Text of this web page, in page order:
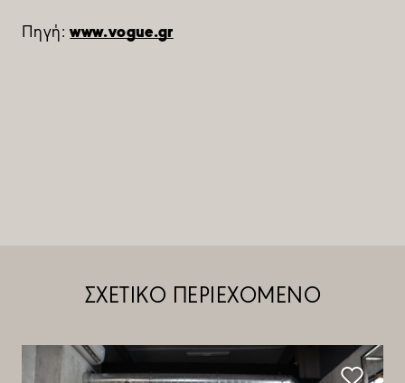
Πηγή:www.vogue.gr
ΣΧΕΤΙΚΟ ΠΕΡΙΕΧΟΜΕΝΟ